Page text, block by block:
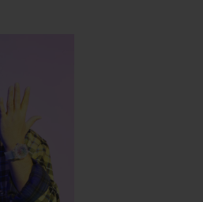
la manufacture Hublot
à cette nouvelle
transparent
à la fois l’oeuvre
de la mécanique des
Reprenant les traits